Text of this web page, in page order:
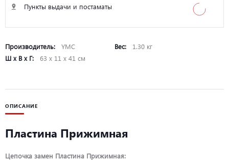
Пункты выдачи и постаматы
Производитель: YMC Вес:
1.30 кг
Ш х В х Г:
63 х 11 х 41 см
ОПИСАНИЕ
Пластина Прижимная
Цепочка замен Пластина Прижимная: